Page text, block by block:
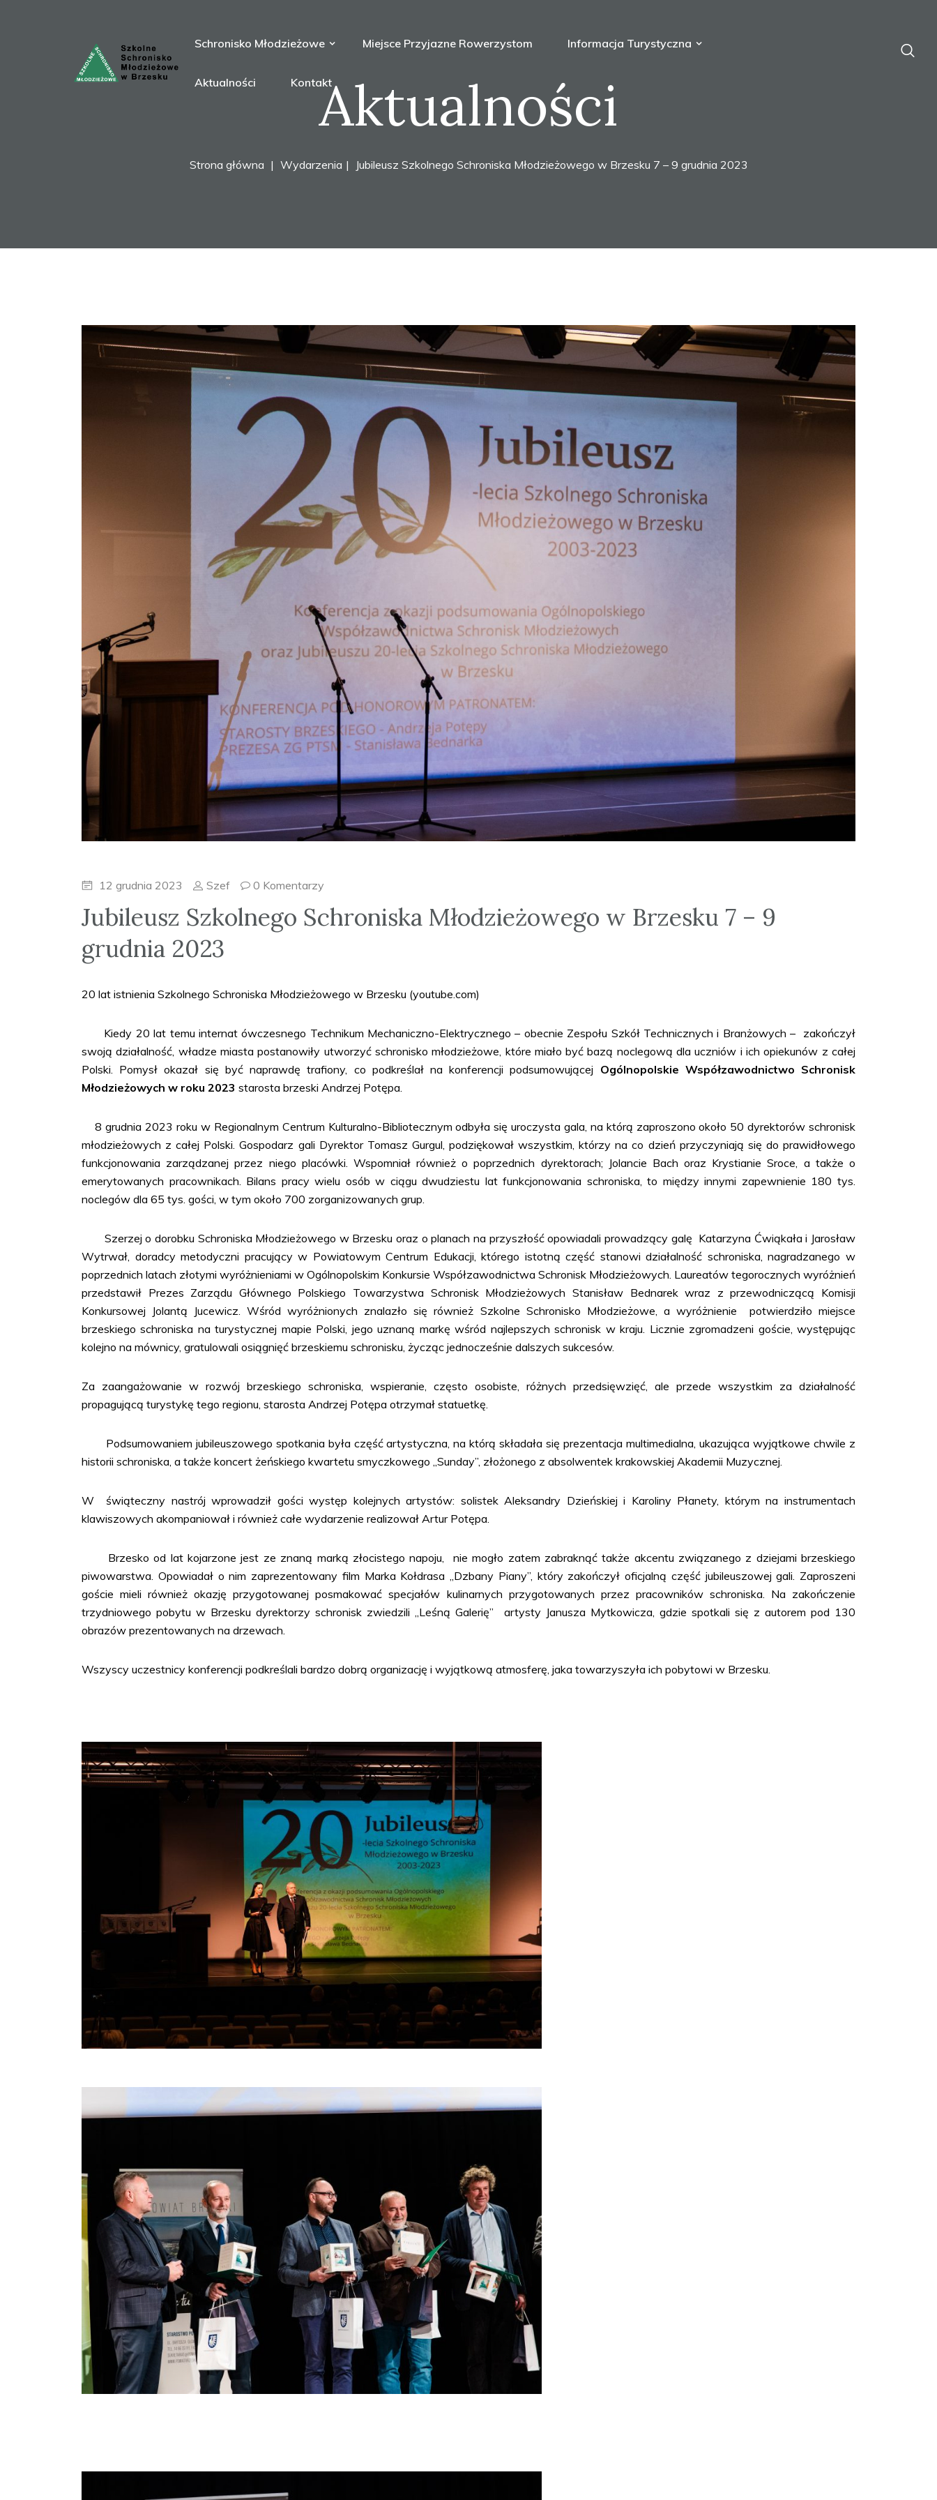
Schronisko Młodzieżowe Miejsce Przyjazne Rowerzystom Informacja Turystyczna
Aktualności KontaktAktualności
Strona główna Wydarzenia Jubileusz Szkolnego Schroniska Młodzieżowego w Brzesku 7 – 9 grudnia 2023
12 grudnia 2023 Szef 0 Komentarzy
Jubileusz Szkolnego Schroniska Młodzieżowego w Brzesku 7 – 9
grudnia 2023
20 lat istnienia Szkolnego Schroniska Młodzieżowego w Brzesku (youtube.com)
Kiedy 20 lat temu internat ówczesnego Technikum Mechaniczno-Elektrycznego – obecnie Zespołu Szkół Technicznych i Branżowych – zakończył
swoją działalność, władze miasta postanowiły utworzyć schronisko młodzieżowe, które miało być bazą noclegową dla uczniów i ich opiekunów z całej
Polski. Pomysł okazał się być naprawdę trafiony, co podkreślał na konferencji podsumowującej Ogólnopolskie Współzawodnictwo Schronisk
Młodzieżowych w roku 2023 starosta brzeski Andrzej Potępa.
8 grudnia 2023 roku w Regionalnym Centrum Kulturalno-Bibliotecznym odbyła się uroczysta gala, na którą zaproszono około 50 dyrektorów schronisk
młodzieżowych z całej Polski. Gospodarz gali Dyrektor Tomasz Gurgul, podziękował wszystkim, którzy na co dzień przyczyniają się do prawidłowego
funkcjonowania zarządzanej przez niego placówki. Wspomniał również o poprzednich dyrektorach; Jolancie Bach oraz Krystianie Sroce, a także o
emerytowanych pracownikach. Bilans pracy wielu osób w ciągu dwudziestu lat funkcjonowania schroniska, to między innymi zapewnienie 180 tys.
noclegów dla 65 tys. gości, w tym około 700 zorganizowanych grup.
Szerzej o dorobku Schroniska Młodzieżowego w Brzesku oraz o planach na przyszłość opowiadali prowadzący galę Katarzyna Ćwiąkała i Jarosław
Wytrwał, doradcy metodyczni pracujący w Powiatowym Centrum Edukacji, którego istotną część stanowi działalność schroniska, nagradzanego w
poprzednich latach złotymi wyróżnieniami w Ogólnopolskim Konkursie Współzawodnictwa Schronisk Młodzieżowych. Laureatów tegorocznych wyróżnień
przedstawił Prezes Zarządu Głównego Polskiego Towarzystwa Schronisk Młodzieżowych Stanisław Bednarek wraz z przewodniczącą Komisji
Konkursowej Jolantą Jucewicz. Wśród wyróżnionych znalazło się również Szkolne Schronisko Młodzieżowe, a wyróżnienie potwierdziło miejsce
brzeskiego schroniska na turystycznej mapie Polski, jego uznaną markę wśród najlepszych schronisk w kraju. Licznie zgromadzeni goście, występując
kolejno na mównicy, gratulowali osiągnięć brzeskiemu schronisku, życząc jednocześnie dalszych sukcesów.
Za zaangażowanie w rozwój brzeskiego schroniska, wspieranie, często osobiste, różnych przedsięwzięć, ale przede wszystkim za działalność
propagującą turystykę tego regionu, starosta Andrzej Potępa otrzymał statuetkę.
Podsumowaniem jubileuszowego spotkania była część artystyczna, na którą składała się prezentacja multimedialna, ukazująca wyjątkowe chwile z
historii schroniska, a także koncert żeńskiego kwartetu smyczkowego „Sunday”, złożonego z absolwentek krakowskiej Akademii Muzycznej.
W świąteczny nastrój wprowadził gości występ kolejnych artystów: solistek Aleksandry Dzieńskiej i Karoliny Płanety, którym na instrumentach
klawiszowych akompaniował i również całe wydarzenie realizował Artur Potępa.
Brzesko od lat kojarzone jest ze znaną marką złocistego napoju, nie mogło zatem zabraknąć także akcentu związanego z dziejami brzeskiego
piwowarstwa. Opowiadał o nim zaprezentowany film Marka Kołdrasa ,,Dzbany Piany’’, który zakończył oficjalną część jubileuszowej gali. Zaproszeni
goście mieli również okazję przygotowanej posmakować specjałów kulinarnych przygotowanych przez pracowników schroniska. Na zakończenie
trzydniowego pobytu w Brzesku dyrektorzy schronisk zwiedzili „Leśną Galerię” artysty Janusza Mytkowicza, gdzie spotkali się z autorem pod 130
obrazów prezentowanych na drzewach.
Wszyscy uczestnicy konferencji podkreślali bardzo dobrą organizację i wyjątkową atmosferę, jaka towarzyszyła ich pobytowi w Brzesku.